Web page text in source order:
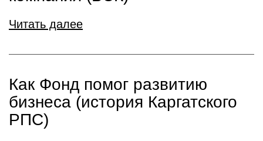
Читать далее
Как Фонд помог развитию
бизнеса (история Каргатского
РПС)